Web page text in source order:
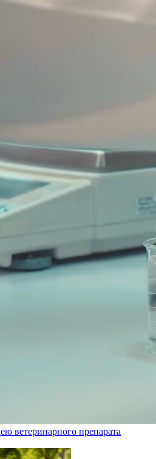
ветеринарного препарата